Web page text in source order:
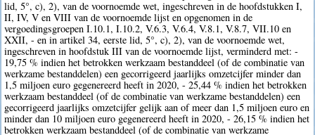
lid, 5°, c), 2), van de voornoemde wet, ingeschreven in de hoofdstukken I,
II, IV, V en VIII van de voornoemde lijst en opgenomen in de
vergoedingsgroepen I.10.1, I.10.2, V.6.3, V.6.4, V.8.1, V.8.7, VII.10 en
XXII, - en in artikel 34, eerste lid, 5°, c), 2), van de voornoemde wet,
ingeschreven in hoofdstuk III van de voornoemde lijst, verminderd met: -
19,75 % indien het betrokken werkzaam bestanddeel (of de combinatie van
werkzame bestanddelen) een gecorrigeerd jaarlijks omzetcijfer minder dan
1,5 miljoen euro gegenereerd heeft in 2020, - 25,44 % indien het betrokken
werkzaam bestanddeel (of de combinatie van werkzame bestanddelen) een
gecorrigeerd jaarlijks omzetcijfer gelijk aan of meer dan 1,5 miljoen euro en
minder dan 10 miljoen euro gegenereerd heeft in 2020, - 26,15 % indien het
betrokken werkzaam bestanddeel (of de combinatie van werkzame